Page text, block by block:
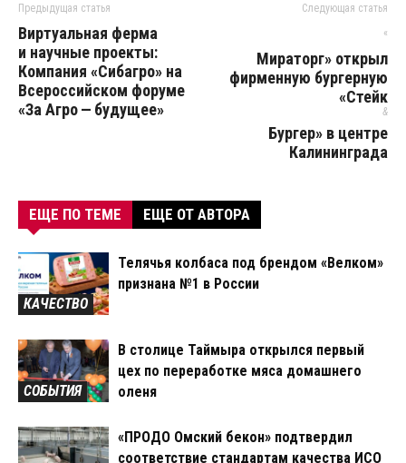
Предыдущая статья
Виртуальная ферма
и научные проекты:
Компания «Сибагро» на
Всероссийском форуме
«За Агро — будущее»
Следующая статья
«
Мираторг» открыл
фирменную бургерную
«Стейк
&
Бургер» в центре
Калининграда
ЕЩЕ ПО ТЕМЕ ЕЩЕ ОТ АВТОРА
КАЧЕСТВО
Телячья колбаса под брендом «Велком»
признана №1 в России
СОБЫТИЯ
В столице Таймыра открылся первый
цех по переработке мяса домашнего
оленя
«ПРОДО Омский бекон» подтвердил
соответствие стандартам качества ИСО